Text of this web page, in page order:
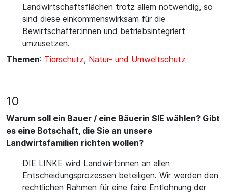
Landwirtschaftsflächen trotz allem notwendig, so
sind diese einkommenswirksam für die
Bewirtschafter:innen und betriebsintegriert
umzusetzen.
Themen: Tierschutz, Natur- und Umweltschutz
10
Warum soll ein Bauer / eine Bäuerin SIE wählen? Gibt
es eine Botschaft, die Sie an unsere
Landwirtsfamilien richten wollen?
DIE LINKE wird Landwirt:innen an allen
Entscheidungsprozessen beteiligen. Wir werden den
rechtlichen Rahmen für eine faire Entlohnung der